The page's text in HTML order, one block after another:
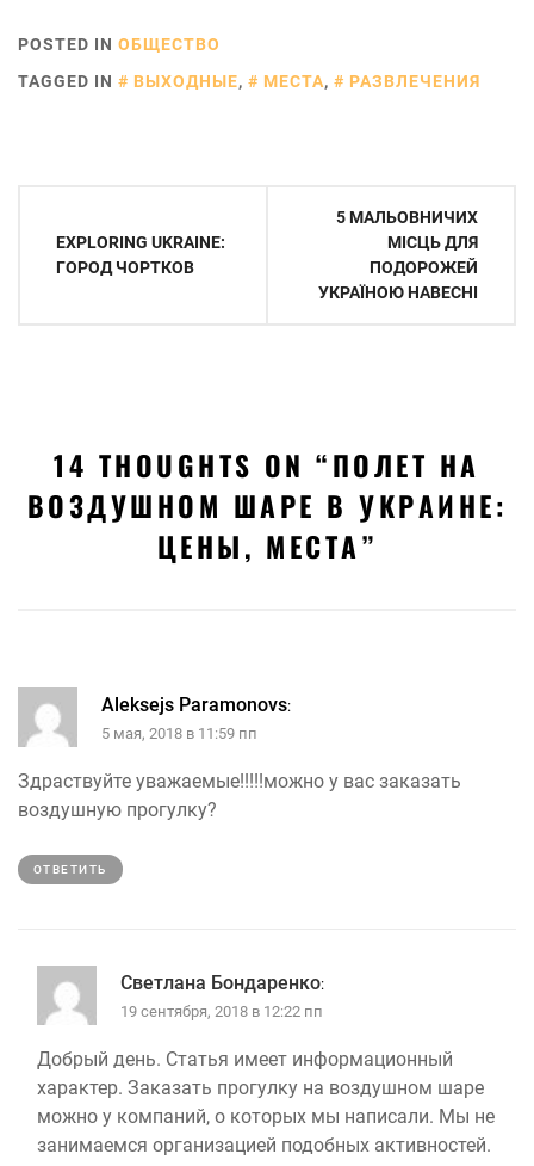
POSTED IN ОБЩЕСТВО
TAGGED IN
ВЫХОДНЫЕ, МЕСТА, РАЗВЛЕЧЕНИЯ
EXPLORING UKRAINE:
ГОРОД ЧОРТКОВ
5 МАЛЬОВНИЧИХ
МІСЦЬ ДЛЯ
ПОДОРОЖЕЙ
УКРАЇНОЮ НАВЕСНІ
14 THOUGHTS ON “ПОЛЕТ НА
ВОЗДУШНОМ ШАРЕ В УКРАИНЕ:
ЦЕНЫ, МЕСТА”
Aleksejs Paramonovs:
5 мая, 2018 в 11:59 пп
Здраствуйте уважаемые!!!!!можно у вас заказать
воздушную прогулку?
ОТВЕТИТЬ
Светлана Бондаренко:
19 сентября, 2018 в 12:22 пп
Добрый день. Статья имеет информационный
характер. Заказать прогулку на воздушном шаре
можно у компаний, о которых мы написали. Мы не
занимаемся организацией подобных активностей.